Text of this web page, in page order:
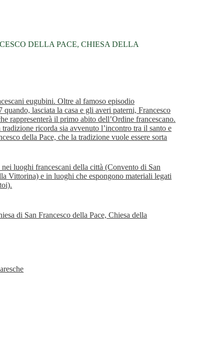
DELLA PACE, CHIESA DELLA
eugubini. Oltre al famoso episodio
lasciata la casa e gli averi paterni, Francesco
rappresenterà il primo abito dell’Ordine francescano.
ricorda sia avvenuto l’incontro tra il santo e
della Pace, che la tradizione vuole essere sorta
luoghi francescani della città (Convento di San
Vittorina) e in luoghi che espongono materiali legati
di San Francesco della Pace, Chiesa della